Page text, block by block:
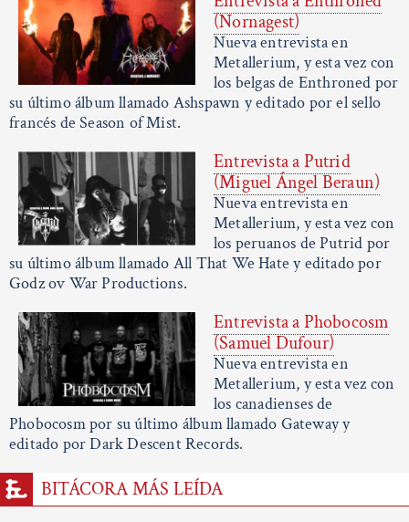
(Nornagest)
Nueva entrevista en
Metallerium, y esta vez con
los belgas de Enthroned por
su último álbum llamado Ashspawn y editado por el sello
francés de Season of Mist.
Entrevista a Putrid
(Miguel Ángel Beraun)
Nueva entrevista en
Metallerium, y esta vez con
los peruanos de Putrid por
su último álbum llamado All That We Hate y editado por
Godz ov War Productions.
Entrevista a Phobocosm
(Samuel Dufour)
Nueva entrevista en
Metallerium, y esta vez con
los canadienses de
Phobocosm por su último álbum llamado Gateway y
editado por Dark Descent Records.
BITÁCORA MÁS LEÍDA